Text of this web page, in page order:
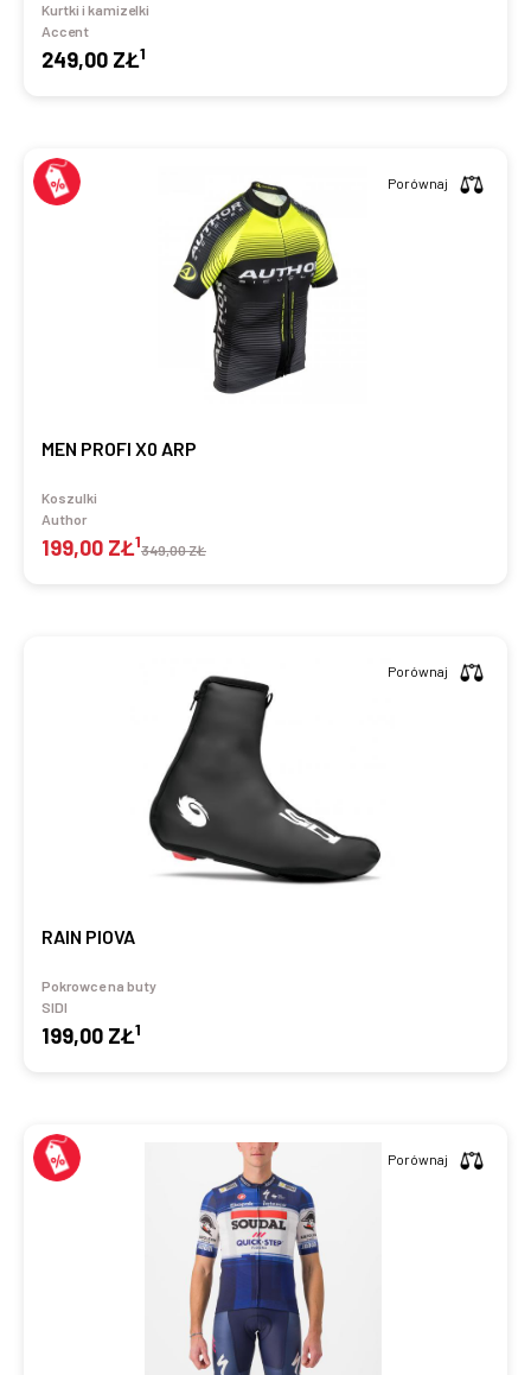
Kurtki i kamizelki
Accent
249,00 ZŁ1
MEN PROFI X0 ARP
Koszulki
Author
199,00 ZŁ1349,00 ZŁ
Porównaj
RAIN PIOVA
Pokrowce na buty
SIDI
199,00 ZŁ1
Porównaj
Porównaj